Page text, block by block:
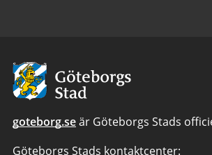
Avsändare:
Göteborgs
Stad
goteborg.seär Göteborgs Stads
Göteborgs Stads kontaktcenter: